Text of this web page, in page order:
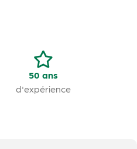
50 ans
d'expérience